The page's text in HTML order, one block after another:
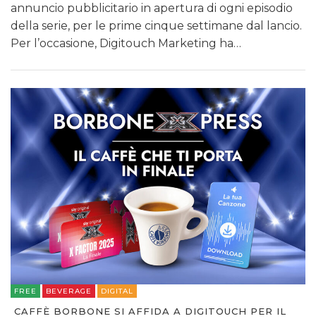
annuncio pubblicitario in apertura di ogni episodio
della serie, per le prime cinque settimane dal lancio.
Per l’occasione, Digitouch Marketing ha…
FREE BEVERAGE DIGITAL
CAFFÈ BORBONE SI AFFIDA A DIGITOUCH PER IL